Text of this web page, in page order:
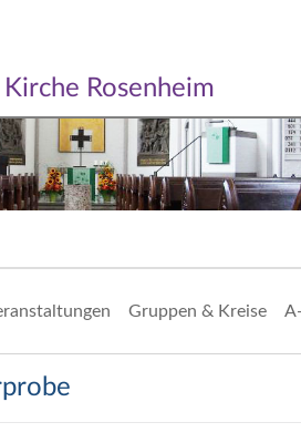
Kirche Rosenheim
Gruppen & Kreise